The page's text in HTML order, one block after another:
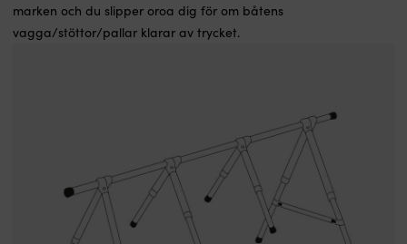
marken och du slipper oroa dig för om båtens
vagga/stöttor/pallar klarar av trycket.